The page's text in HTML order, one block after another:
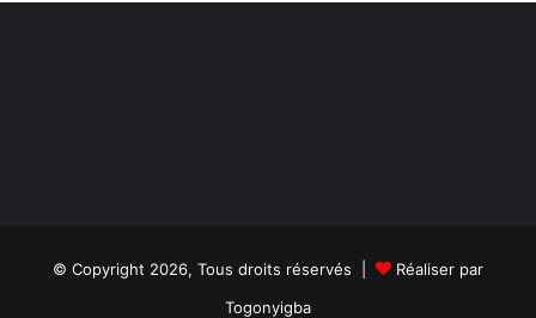
© Copyright 2026, Tous droits réservés |
Réaliser par
Togonyigba